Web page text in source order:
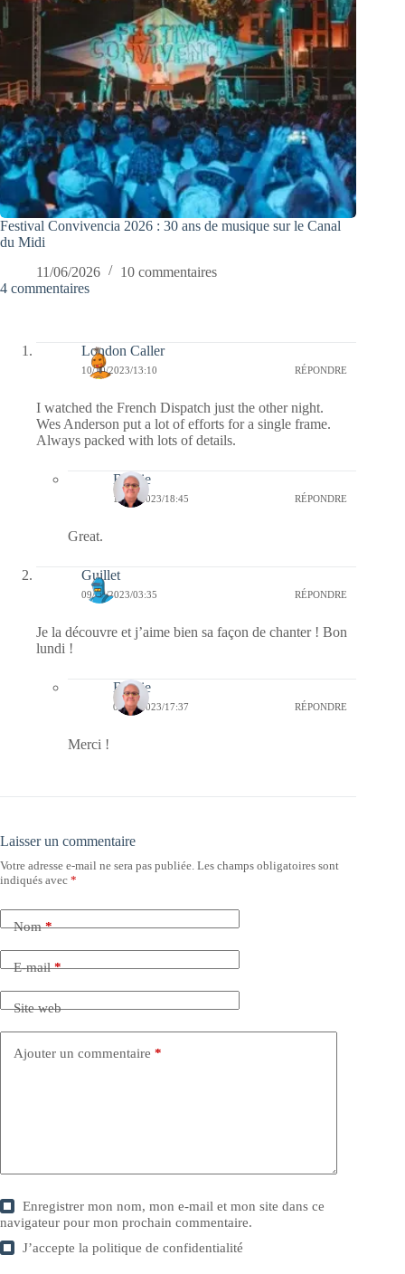
Festival Convivencia 2026 : 30 ans de musique sur le Canal
du Midi
11/06/2026
10 commentaires
4 commentaires
London Caller
10/10/2023/13:10 RÉPONDRE
I watched the French Dispatch just the other night.
Wes Anderson put a lot of efforts for a single frame.
Always packed with lots of details.
Bernie
10/10/2023/18:45 RÉPONDRE
Great.
Guillet
09/10/2023/03:35 RÉPONDRE
Je la découvre et j’aime bien sa façon de chanter ! Bon
lundi !
Bernie
09/10/2023/17:37 RÉPONDRE
Merci !
Laisser un commentaire
Votre adresse e-mail ne sera pas publiée. Les champs obligatoires sont
indiqués avec *
Nom*
E-mail*
Site web
Ajouter un commentaire *
Enregistrer mon nom, mon e-mail et mon site dans ce
navigateur pour mon prochain commentaire.
J’accepte lapolitique de confidentialité